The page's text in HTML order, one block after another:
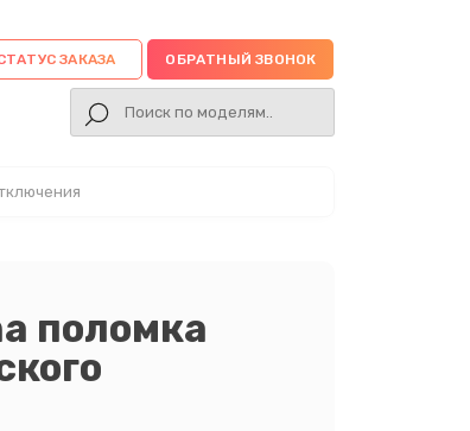
ЗАКАЗА ОБРАТНЫЙ ЗВОНОК
поломка